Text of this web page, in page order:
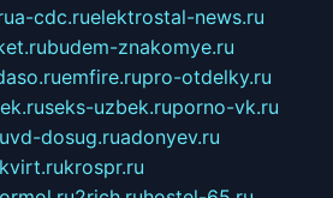
a-cdc.ruelektrostal-news.ru
budem-znakomye.ru
emfire.rupro-otdelky.ru
seks-uzbek.ruporno-vk.ru
vd-dosug.ruadonyev.ru
krospr.ru